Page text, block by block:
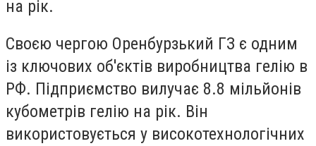
на рік.
Своєю чергою Оренбурзький ГЗ є одним
із ключових об'єктів виробництва гелію в
РФ. Підприємство вилучає 8.8 мільйонів
кубометрів гелію на рік. Він
використовується у високотехнологічних